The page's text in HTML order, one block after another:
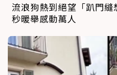
流浪狗熱到絕望「趴門
秒暖舉感動萬人